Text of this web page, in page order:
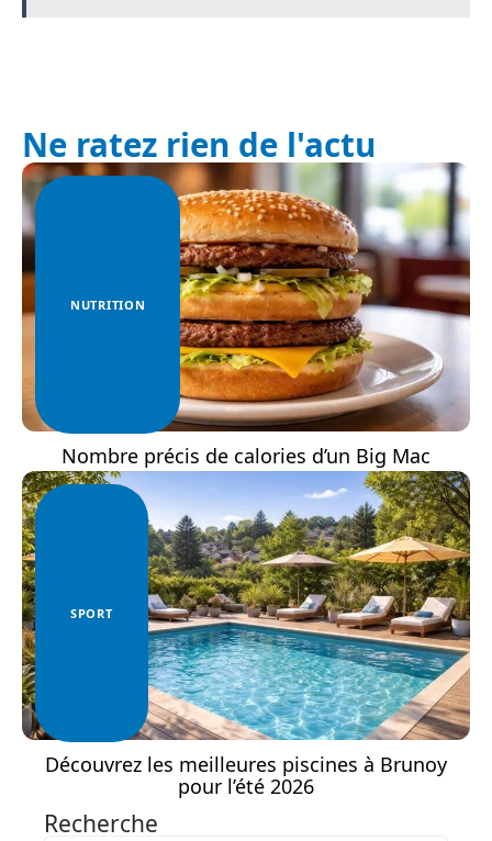
Ne ratez rien de l'actu
NUTRITION
Nombre précis de calories d’un Big Mac
SPORT
Découvrez les meilleures piscines à Brunoy
pour l’été 2026
Recherche